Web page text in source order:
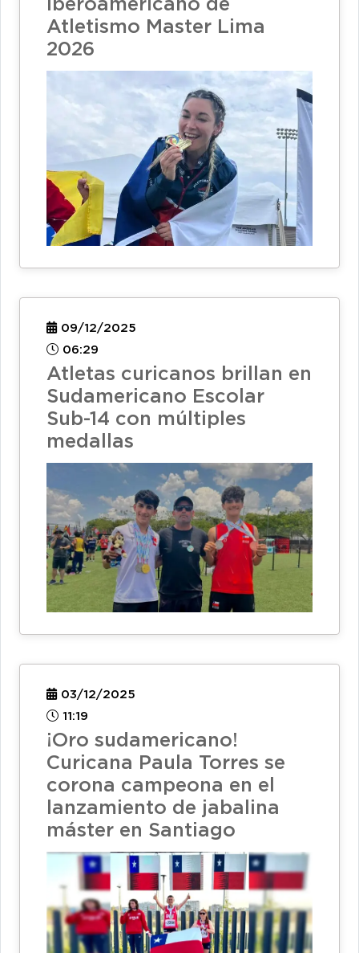
Iberoamericano de
Atletismo Master Lima
2026
09/12/2025
06:29
Atletas curicanos brillan en
Sudamericano Escolar
Sub-14 con múltiples
medallas
03/12/2025
11:19
¡Oro sudamericano!
Curicana Paula Torres se
corona campeona en el
lanzamiento de jabalina
máster en Santiago